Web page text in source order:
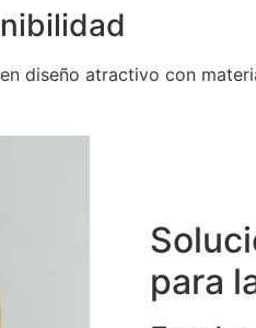
diseño atractivo con
para